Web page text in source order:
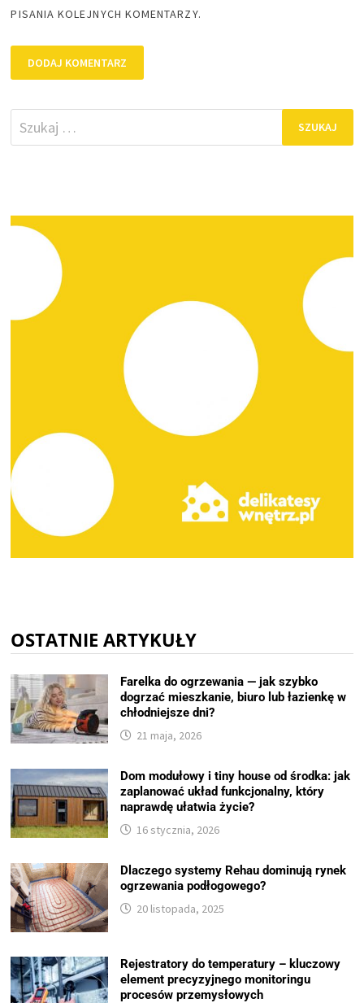
PISANIA KOLEJNYCH KOMENTARZY.
Szukaj:
OSTATNIE ARTYKUŁY
Farelka do ogrzewania — jak szybko
dogrzać mieszkanie, biuro lub łazienkę w
chłodniejsze dni?
21 maja, 2026
Dom modułowy i tiny house od środka: jak
zaplanować układ funkcjonalny, który
naprawdę ułatwia życie?
16 stycznia, 2026
Dlaczego systemy Rehau dominują rynek
ogrzewania podłogowego?
20 listopada, 2025
Rejestratory do temperatury – kluczowy
element precyzyjnego monitoringu
procesów przemysłowych